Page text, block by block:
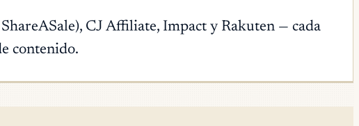
CJ Affiliate, Impact y Rakuten — cada
contenido.